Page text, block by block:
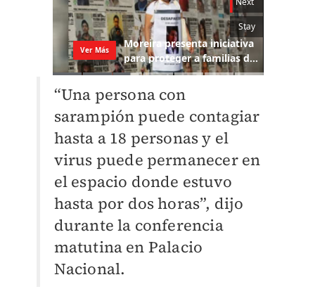
“Una persona con
sarampión puede contagiar
hasta a 18 personas y el
virus puede permanecer en
el espacio donde estuvo
hasta por dos horas”, dijo
durante la conferencia
matutina en Palacio
Nacional.